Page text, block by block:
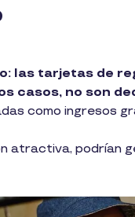
las tarjetas de
casos, no son
como ingresos
atractiva, podrían